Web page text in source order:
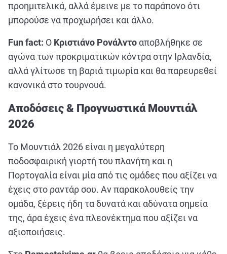
προημιτελικά, αλλά έμεινε με το παράπονο ότι
μπορούσε να προχωρήσει και άλλο.
Funfact: Ο Κριστιάνο Ρονάλντο αποβλήθηκε σε
αγώνα των προκριματικών κόντρα στην Ιρλανδία,
αλλά γλίτωσε τη βαριά τιμωρία και θα παρευρεθεί
κανονικά στο τουρνουά.
Αποδόσεις & Προγνωστικά Μουντιάλ
2026
Το Μουντιάλ 2026 είναι η μεγαλύτερη
ποδοσφαιρική γιορτή του πλανήτη και η
Πορτογαλία είναι μία από τις ομάδες που αξίζει να
έχεις στο ραντάρ σου. Αν παρακολουθείς την
ομάδα, ξέρεις ήδη τα δυνατά και αδύνατα σημεία
της, άρα έχεις ένα πλεονέκτημα που αξίζει να
αξιοποιήσεις.